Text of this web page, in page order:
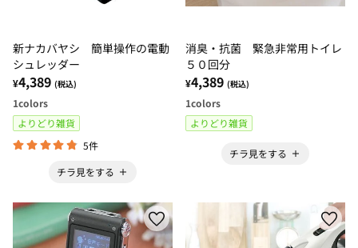
新ナカバヤシ 簡単操作の電動
シュレッダー
¥4,389 (税込)
1colors
よりどり雑貨
5件
チラ見をする
消臭・抗菌 緊急非常用トイレ
５０回分
¥4,389 (税込)
1colors
よりどり雑貨
チラ見をする